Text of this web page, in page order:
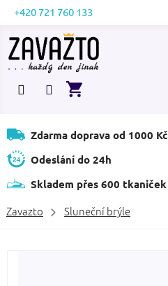
Přejít
obsah
+420 721 760 133
NÁKUPNÍ
Zdarma doprava od 1000 Kč
Odeslání do 24h
Skladem přes 600 tkaniček
Zavazto Sluneční brýle